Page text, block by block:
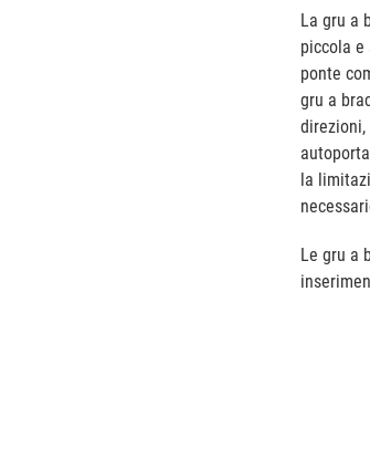
La gru a
piccola
ponte
gru a
direzioni,
la
Le gru a